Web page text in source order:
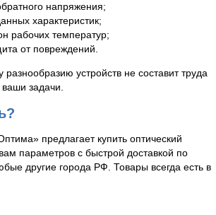
напряжения;
характеристик;
рабочих температур;
от повреждений.
устройств не составит труда
задачи.
предлагает купить оптический
параметров с быстрой доставкой по
другие города РФ. Товары всегда есть в